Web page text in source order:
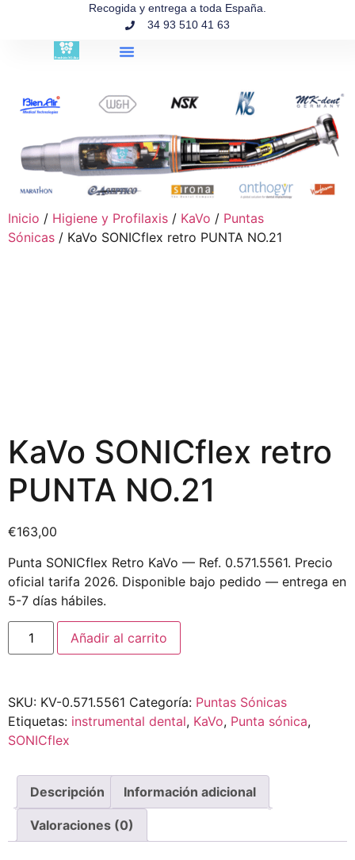
Recogida y entrega a toda España.
34 93 510 41 63
Inicio / Higiene y Profilaxis / KaVo / Puntas
Sónicas / KaVo SONICflex retro PUNTA NO.21
KaVo SONICflex retro
PUNTA NO.21
€163,00
Punta SONICflex Retro KaVo — Ref. 0.571.5561. Precio
oficial tarifa 2026. Disponible bajo pedido — entrega en
5-7 días hábiles.
Añadir al carrito
SKU: KV-0.571.5561 Categoría: Puntas Sónicas
Etiquetas: instrumental dental, KaVo, Punta sónica,
SONICflex
Descripción Información adicional
Valoraciones (0)